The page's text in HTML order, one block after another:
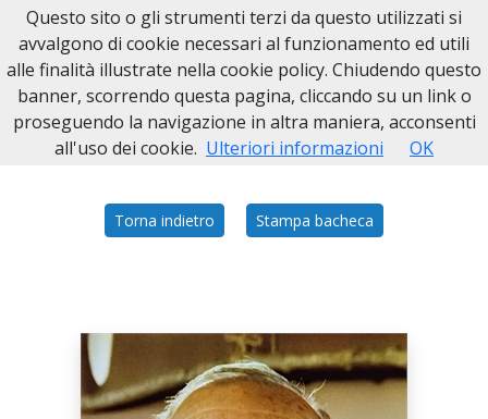
Necrologi Asti
Home Italia AT San Marzanotto CARLO GIRIBALDI
Torna indietro Stampa bacheca
Questo sito o gli strumenti terzi da questo utilizzati si
avvalgono di cookie necessari al funzionamento ed utili
alle finalità illustrate nella cookie policy. Chiudendo questo
banner, scorrendo questa pagina, cliccando su un link o
proseguendo la navigazione in altra maniera, acconsenti
all'uso dei cookie. Ulteriori informazioni OK